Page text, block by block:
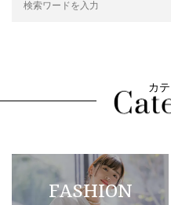
カ
FASHION